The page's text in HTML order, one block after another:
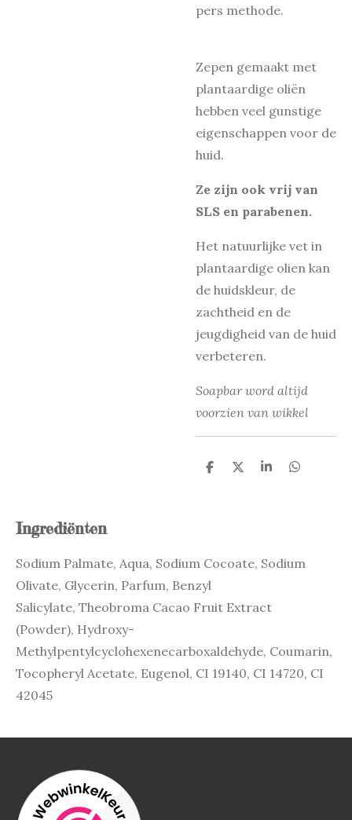
pers methode.
Zepen gemaakt met
plantaardige oliën
hebben veel gunstige
eigenschappen voor de
huid.
Ze zijn ook vrij van
SLS en parabenen.
Het natuurlijke vet in
plantaardige olien kan
de huidskleur, de
zachtheid en de
jeugdigheid van de huid
verbeteren.
Soapbar word altijd
voorzien van wikkel
D
D
S
D
Ingrediënten
Sodium Palmate, Aqua, Sodium Cocoate, Sodium
Olivate, Glycerin, Parfum, Benzyl
Salicylate, Theobroma Cacao Fruit Extract
(Powder), Hydroxy-
Methylpentylcyclohexenecarboxaldehyde, Coumarin,
Tocopheryl Acetate, Eugenol, CI 19140, CI 14720, CI
42045